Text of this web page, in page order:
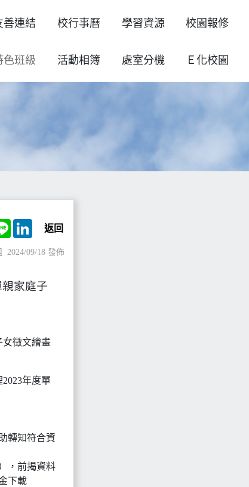
善連結 校行事曆 學習資源 校園報修
色班級 活動相簿 處室分機 Ｅ化校園
Line LinkedIn
返回
2024/09/18 發佈
家庭子
女徵文繪畫
年度單
轉知符合資
，前揭資料
下載